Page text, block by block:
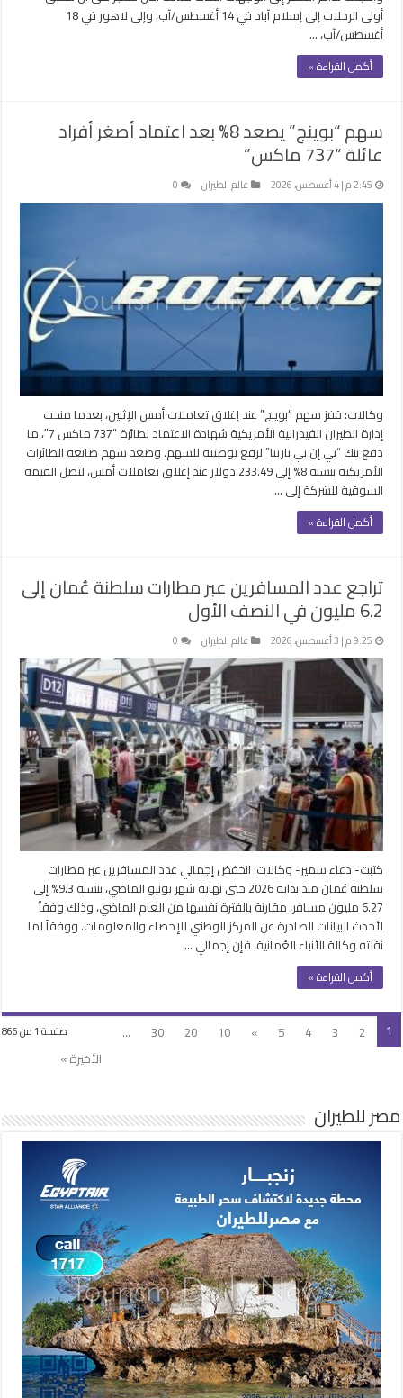
أولى الرحلات إلى إسلام آباد في 14 أغسطس/آب، وإلى لاهور في 18
أغسطس/آب، …
أكمل القراءة »
سهم “بوينج” يصعد 8% بعد اعتماد أصغر أفراد
عائلة “737 ماكس”
2:45 م | 4 أغسطس، 2026 عالم الطيران 0
وكالات: قفز سهم “بوينج” عند إغلاق تعاملات أمس الإثنين، بعدما منحت
إدارة الطيران الفيدرالية الأمريكية شهادة الاعتماد لطائرة “737 ماكس 7″، ما
دفع بنك “بي إن بي باريبا” لرفع توصيته للسهم. وصعد سهم صانعة الطائرات
الأمريكية بنسبة 8% إلى 233.49 دولار عند إغلاق تعاملات أمس، لتصل القيمة
السوقية للشركة إلى …
أكمل القراءة »
تراجع عدد المسافرين عبر مطارات سلطنة عُمان إلى
6.2 مليون في النصف الأول
9:25 م | 3 أغسطس، 2026 عالم الطيران 0
كتبت- دعاء سمير- وكالات: انخفض إجمالي عدد المسافرين عبر مطارات
سلطنة عُمان منذ بداية 2026 حتى نهاية شهر يونيو الماضي، بنسبة 9.3% إلى
6.27 مليون مسافر، مقارنة بالفترة نفسها من العام الماضي، وذلك وفقاً
لأحدث البيانات الصادرة عن المركز الوطني للإحصاء والمعلومات. ووفقاً لما
نقلته وكالة الأنباء العُمانية، فإن إجمالي …
أكمل القراءة »
صفحة 1 من 866 1
2
3
4
5
»
10
20
30
...
الأخيرة »
مصر للطيران